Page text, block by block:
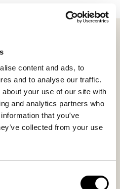
content and ads, to
and to analyse our traffic.
your use of our site with
and analytics partners who
that you’ve
collected from your use
tillför värme och en
samlingspunkt som mjukar
särskilt fin under ett runt
på ett mjukt sätt. Lika
en lekfull yta, eller i ett
en mer ombonad zon.
i struktur och nyans som